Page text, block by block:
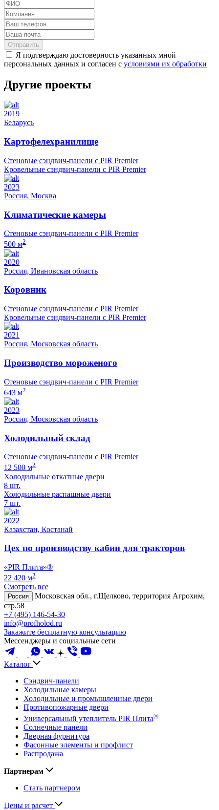
Отправить
Я подтверждаю достоверность указанных мной
персональных данных и согласен с условиями их обработки
Другие проекты
2019
Беларусь
Картофелехранилище
Стеновые сэндвич-панели с PIR Premier
Кровельные сэндвич-панели с PIR Premier
2023
Россия, Москва
Климатические камеры
Стеновые сэндвич-панели с PIR Premier
500 м2
2020
Россия, Ивановская область
Коровник
Стеновые сэндвич-панели с PIR Premier
Кровельные сэндвич-панели с PIR Premier
2021
Россия, Московская область
Производство мороженого
Стеновые сэндвич-панели с PIR Premier
643 м2
2023
Россия, Московская область
Холодильный склад
Стеновые сэндвич-панели с PIR Premier
12 500 м2
Холодильные откатные двери
8 шт.
Холодильные распашные двери
7 шт.
2022
Казахстан, Костанай
Цех по производству кабин для тракторов
«PIR Плита»®
22 420 м2
Смотреть все
Россия
Московская обл., г.Щелково, территория Агрохим,
стр.58
+7 (495) 146-54-30
info@profholod.ru
Закажите бесплатную консультацию
Мессенджеры и социальные сети
Каталог
Сэндвич-панели
Холодильные камеры
Холодильные и промышленные двери
Противопожарные двери
Универсальный утеплитель PIR Плита®
Солнечные панели
Дверная фурнитура
Фасонные элементы и профлист
Распродажа
Партнерам
Стать партнером
Цены и расчет